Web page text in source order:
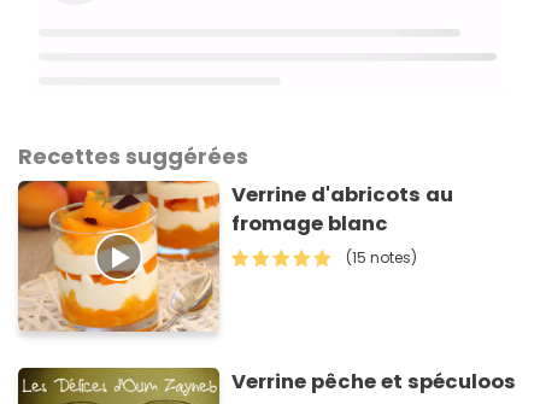
Recettes suggérées
Verrine d'abricots au
fromage blanc
(15 notes)
Verrine pêche et spéculoos